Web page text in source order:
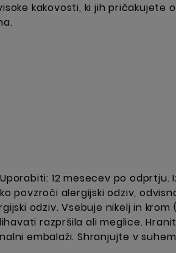
kakovosti, ki jih pričakujete
12 mesecev po odprtju.
povzroči alergijski odziv,
odziv. Vsebuje nikelj in krom
razpršila ali meglice.
embalaži. Shranjujte v